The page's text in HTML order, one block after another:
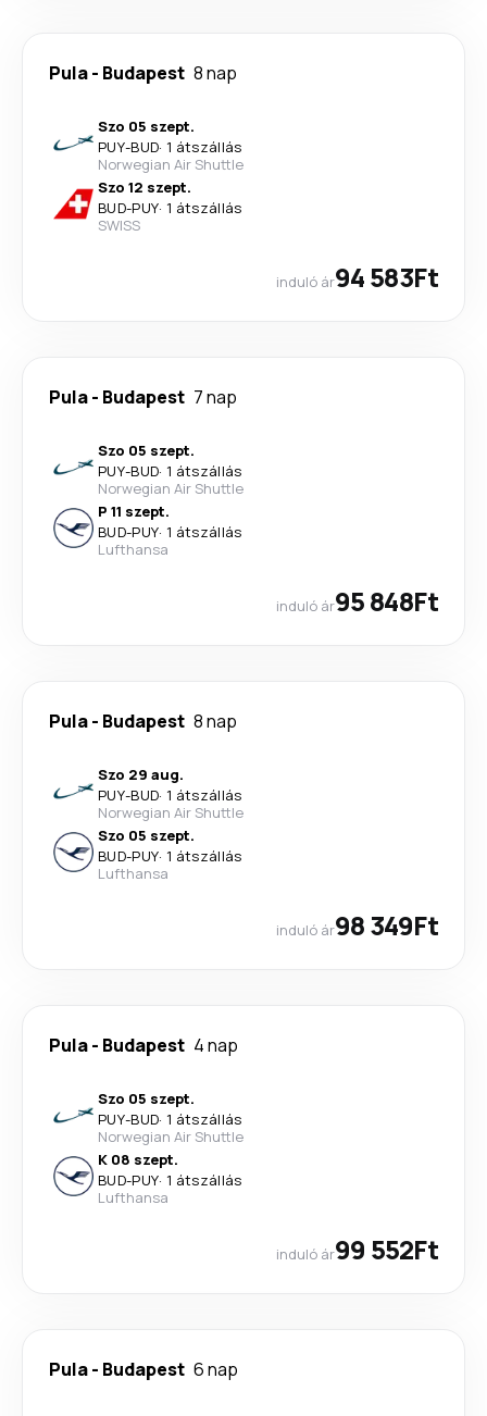
Pula- Budapest 8 nap
Szo 05 szept.
PUY-BUD· 1 átszállás
Norwegian Air Shuttle
Szo 12 szept.
BUD-PUY· 1 átszállás
SWISS
induló ár94 583Ft
Pula- Budapest 7 nap
Szo 05 szept.
PUY-BUD· 1 átszállás
Norwegian Air Shuttle
P 11 szept.
BUD-PUY· 1 átszállás
Lufthansa
induló ár95 848Ft
Pula- Budapest 8 nap
Szo 29 aug.
PUY-BUD· 1 átszállás
Norwegian Air Shuttle
Szo 05 szept.
BUD-PUY· 1 átszállás
Lufthansa
induló ár98 349Ft
Pula- Budapest 4 nap
Szo 05 szept.
PUY-BUD· 1 átszállás
Norwegian Air Shuttle
K 08 szept.
BUD-PUY· 1 átszállás
Lufthansa
induló ár99 552Ft
Pula- Budapest 6 nap